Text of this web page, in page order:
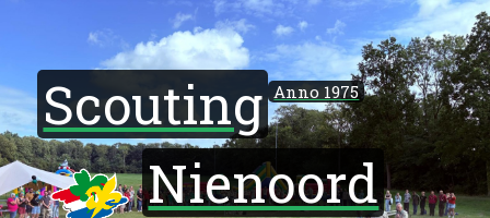
Scouting Anno 1975
Nienoord